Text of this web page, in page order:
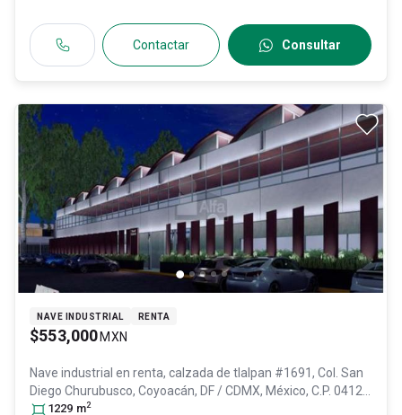
Contactar Consultar
NAVE INDUSTRIAL RENTA
$553,000 MXN
Nave industrial en renta, calzada de tlalpan #1691, Col. San
Diego Churubusco, Coyoacán, DF / CDMX, México, C.P. 04120
ID:28710782
1229 m2